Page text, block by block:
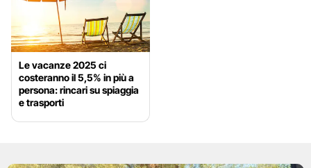
Le vacanze 2025 ci
costeranno il 5,5% in più a
persona: rincari su spiaggia
e trasporti